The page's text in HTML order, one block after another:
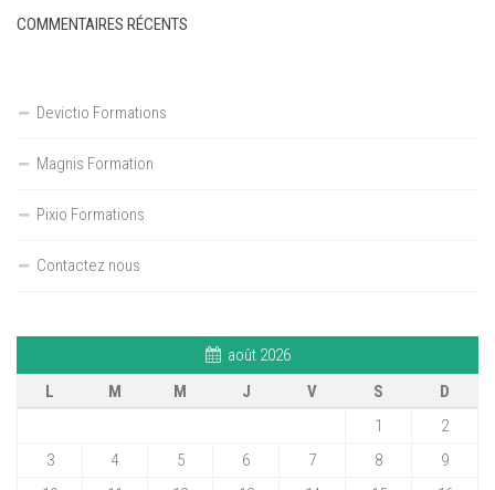
COMMENTAIRES RÉCENTS
Devictio Formations
Magnis Formation
Pixio Formations
Contactez nous
août 2026
L
M M J V S
D
1
2
3
4 5 6 7 8
9